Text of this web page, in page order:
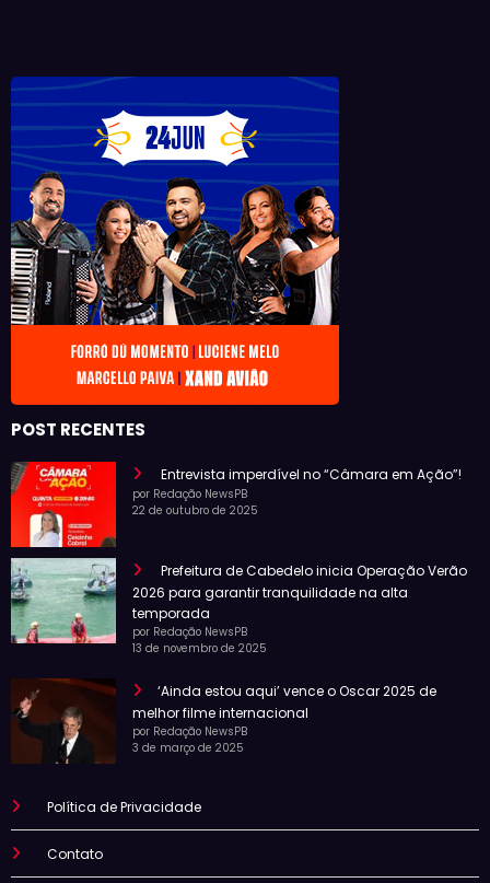
POST RECENTES
Entrevista imperdível no “Câmara em Ação”!
por Redação NewsPB
22 de outubro de 2025
Prefeitura de Cabedelo inicia Operação Verão
2026 para garantir tranquilidade na alta
temporada
por Redação NewsPB
13 de novembro de 2025
‘Ainda estou aqui’ vence o Oscar 2025 de
melhor filme internacional
por Redação NewsPB
3 de março de 2025
Política de Privacidade
Contato